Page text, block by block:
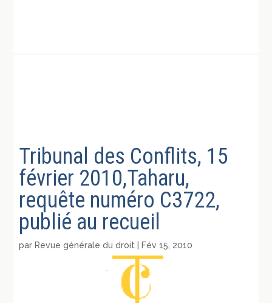
Tribunal des Conflits, 15
février 2010,Taharu,
requête numéro C3722,
publié au recueil
parRevue générale du droit |Fév 15, 2010